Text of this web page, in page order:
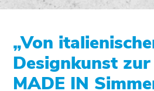
„Von
Designkunst
MADE IN